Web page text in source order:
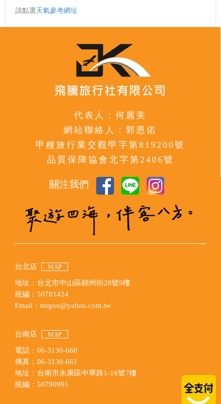
請點選天氣參考網址
代表人：何麗美
網站聯絡人：郭恩佑
甲種旅行業交觀甲字第819200號
品質保障協會北字第2406號
關注我們
台北店 MAP
地址：台北市中山區錦州街28號9樓
統編：50781424
Email：mrgou@yahoo.com.tw
台南店 MAP
電話：06-3130-660
傳真：06-3130-661
地址：台南市永康區中華路1-16號7樓
統編：50790991